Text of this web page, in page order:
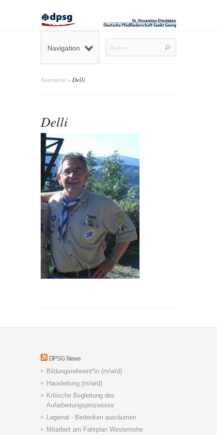
Navigation
Startseite » Delli
Delli
DPSG News
Bildungsreferent*in (m/w/d)
Hausleitung (m/w/d)
Kritische Begleitung des
Aufarbeitungsprozesses
Lagerrat - Bedenken ausräumen
Mitarbeit am Fahrplan Westernohe